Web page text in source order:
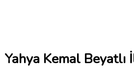
Yahya Kemal